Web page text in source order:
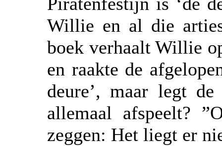
Willie en al die
boek verhaalt Willie
en raakte de
deure’, maar legt
allemaal afspeelt?
zeggen: Het liegt er